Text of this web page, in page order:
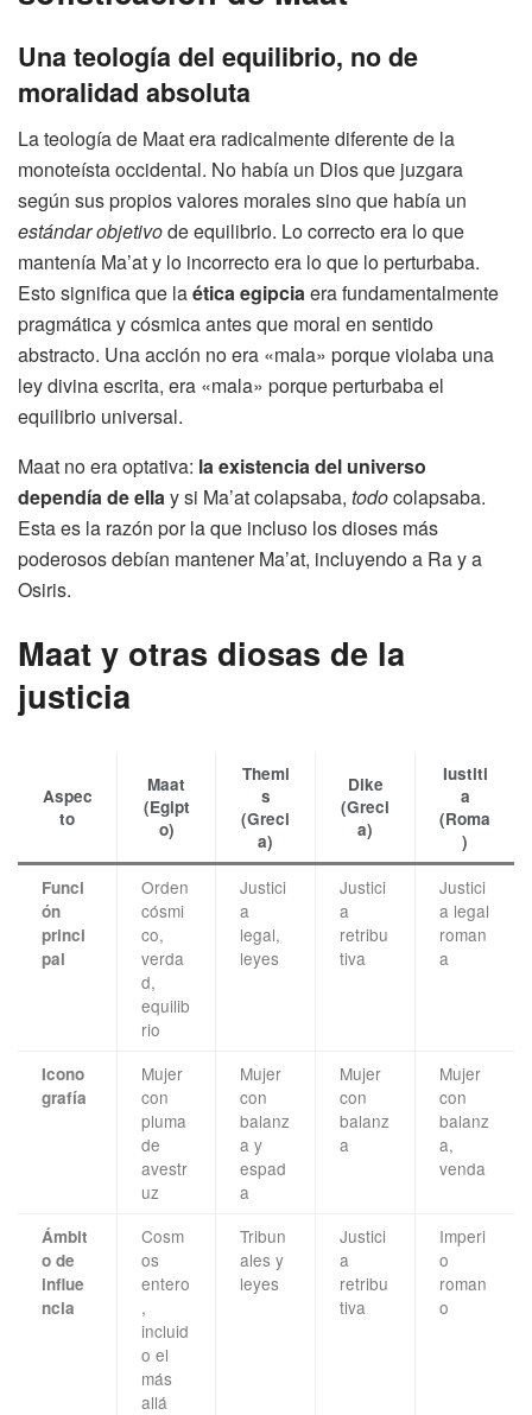
Una teología del equilibrio, no de
moralidad absoluta
La teología de Maat era radicalmente diferente de la
monoteísta occidental. No había un Dios que juzgara
según sus propios valores morales sino que había un
estándar objetivode equilibrio. Lo correcto era lo que
mantenía Ma’at y lo incorrecto era lo que lo perturbaba.
Esto significa que laética egipcia era fundamentalmente
pragmática y cósmica antes que moral en sentido
abstracto. Una acción no era «mala» porque violaba una
ley divina escrita, era «mala» porque perturbaba el
equilibrio universal.
Maat no era optativa: la existencia del universo
dependía de ella y si Ma’at colapsaba, todocolapsaba.
Esta es la razón por la que incluso los dioses más
poderosos debían mantener Ma’at, incluyendo a Ra y a
Osiris.
Maat y otras diosas de la
justicia
Aspec
to
Maat
(Egipt
o)
Themi
s
(Greci
a)
Dike
(Greci
a)
Iustiti
a
(Roma
)
Funci
ón
princi
pal
Orden
cósmi
co,
verda
d,
equilib
rio
Justici
a
legal,
leyes
Justici
a
retribu
tiva
Justici
a legal
roman
a
Icono
grafía
Mujer
con
pluma
de
avestr
uz
Mujer
con
balanz
a y
espad
a
Mujer
con
balanz
a
Mujer
con
balanz
a,
venda
Ámbit
o de
influe
ncia
Cosm
os
entero
,
incluid
o el
más
allá
Tribun
ales y
leyes
Justici
a
retribu
tiva
Imperi
o
roman
o